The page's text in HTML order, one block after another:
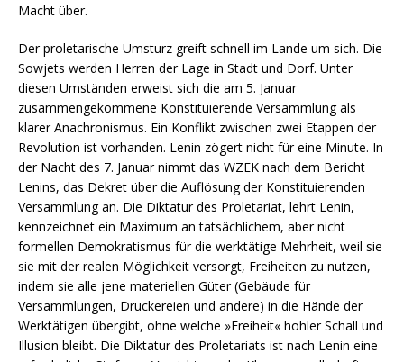
Macht über.
Der proletarische Umsturz greift schnell im Lande um sich. Die
Sowjets werden Herren der Lage in Stadt und Dorf. Unter
diesen Umständen erweist sich die am 5. Januar
zusammengekommene Konstituierende Versammlung als
klarer Anachronismus. Ein Konflikt zwischen zwei Etappen der
Revolution ist vorhanden. Lenin zögert nicht für eine Minute. In
der Nacht des 7. Januar nimmt das WZEK nach dem Bericht
Lenins, das Dekret über die Auflösung der Konstituierenden
Versammlung an. Die Diktatur des Proletariat, lehrt Lenin,
kennzeichnet ein Maximum an tatsächlichem, aber nicht
formellen Demokratismus für die werktätige Mehrheit, weil sie
sie mit der realen Möglichkeit versorgt, Freiheiten zu nutzen,
indem sie alle jene materiellen Güter (Gebäude für
Versammlungen, Druckereien und andere) in die Hände der
Werktätigen übergibt, ohne welche »Freiheit« hohler Schall und
Illusion bleibt. Die Diktatur des Proletariats ist nach Lenin eine